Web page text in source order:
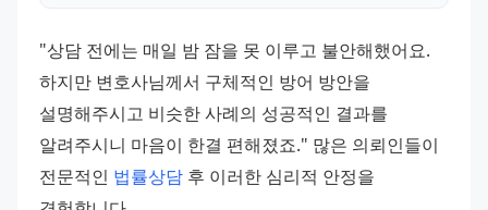
"상담 전에는 매일 밤 잠을 못 이루고 불안해했어요.
하지만 변호사님께서 구체적인 방어 방안을
설명해주시고 비슷한 사례의 성공적인 결과를
알려주시니 마음이 한결 편해졌죠." 많은 의뢰인들이
전문적인 법률상담 후 이러한 심리적 안정을